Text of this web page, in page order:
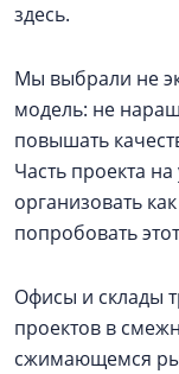
здесь.
Мы выбрали не
модель: не
повышать
Часть проекта
организовать
попробовать
Офисы и склады
проектов в
сжимающемся